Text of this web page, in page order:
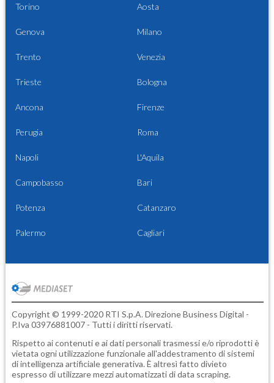
Torino Aosta
Genova Milano
Trento Venezia
Trieste Bologna
Ancona Firenze
Perugia Roma
Napoli L'Aquila
Campobasso Bari
Potenza Catanzaro
Palermo Cagliari
Copyright © 1999-2020 RTI S.p.A. Direzione Business Digital -
P.Iva 03976881007 - Tutti i diritti riservati.
Rispetto ai contenuti e ai dati personali trasmessi e/o riprodotti è
vietata ogni utilizzazione funzionale all'addestramento di sistemi
di intelligenza artificiale generativa. È altresì fatto divieto
espresso di utilizzare mezzi automatizzati di data scraping.